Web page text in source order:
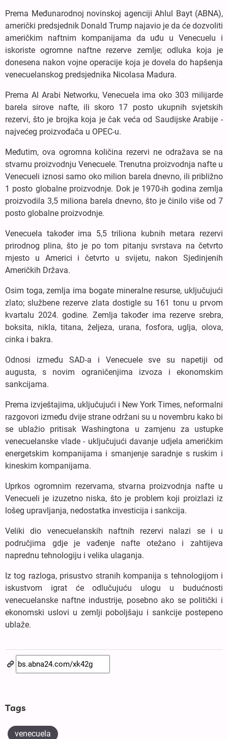
Prema Međunarodnoj novinskoj agenciji Ahlul Bayt (ABNA),
američki predsjednik Donald Trump najavio je da će dozvoliti
američkim naftnim kompanijama da uđu u Venecuelu i
iskoriste ogromne naftne rezerve zemlje; odluka koja je
donesena nakon vojne operacije koja je dovela do hapšenja
venecuelanskog predsjednika Nicolasa Madura.
Prema Al Arabi Networku, Venecuela ima oko 303 milijarde
barela sirove nafte, ili skoro 17 posto ukupnih svjetskih
rezervi, što je brojka koja je čak veća od Saudijske Arabije -
najvećeg proizvođača u OPEC-u.
Međutim, ova ogromna količina rezervi ne odražava se na
stvarnu proizvodnju Venecuele. Trenutna proizvodnja nafte u
Venecueli iznosi samo oko milion barela dnevno, ili približno
1 posto globalne proizvodnje. Dok je 1970-ih godina zemlja
proizvodila 3,5 miliona barela dnevno, što je činilo više od 7
posto globalne proizvodnje.
Venecuela također ima 5,5 triliona kubnih metara rezervi
prirodnog plina, što je po tom pitanju svrstava na četvrto
mjesto u Americi i četvrto u svijetu, nakon Sjedinjenih
Američkih Država.
Osim toga, zemlja ima bogate mineralne resurse, uključujući
zlato; službene rezerve zlata dostigle su 161 tonu u prvom
kvartalu 2024. godine. Zemlja također ima rezerve srebra,
boksita, nikla, titana, željeza, urana, fosfora, uglja, olova,
cinka i bakra.
Odnosi između SAD-a i Venecuele sve su napetiji od
augusta, s novim ograničenjima izvoza i ekonomskim
sankcijama.
Prema izvještajima, uključujući i New York Times, neformalni
razgovori između dvije strane održani su u novembru kako bi
se ublažio pritisak Washingtona u zamjenu za ustupke
venecuelanske vlade - uključujući davanje udjela američkim
energetskim kompanijama i smanjenje saradnje s ruskim i
kineskim kompanijama.
Uprkos ogromnim rezervama, stvarna proizvodnja nafte u
Venecueli je izuzetno niska, što je problem koji proizlazi iz
lošeg upravljanja, nedostatka investicija i sankcija.
Veliki dio venecuelanskih naftnih rezervi nalazi se i u
područjima gdje je vađenje nafte otežano i zahtijeva
naprednu tehnologiju i velika ulaganja.
Iz tog razloga, prisustvo stranih kompanija s tehnologijom i
iskustvom igrat će odlučujuću ulogu u budućnosti
venecuelanske naftne industrije, posebno ako se politički i
ekonomski uslovi u zemlji poboljšaju i sankcije postepeno
ublaže.
Tags
venecuela